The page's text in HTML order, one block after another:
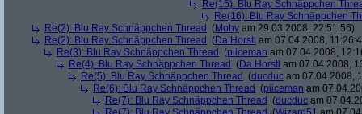
Re(15): Blu Ray Schnäppchen
Re(16): Blu Ray Schnäppchen
Re(2): Blu Ray Schnäppchen Thread (Mohy am 29.03.2008, 22:51:56)
Re(2): Blu Ray Schnäppchen Thread (Da Horstl am 07.04.2008,
Re(3): Blu Ray Schnäppchen Thread (piiceman am 07.04.2008,
Re(4): Blu Ray Schnäppchen Thread (Da Horstl am 07.04.2008,
Re(5): Blu Ray Schnäppchen Thread (ducduc am 07.04.2008,
Re(6): Blu Ray Schnäppchen Thread (piiceman am
Re(7): Blu Ray Schnäppchen Thread (ducduc am